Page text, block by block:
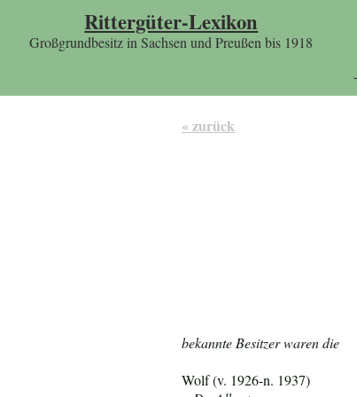
Rittergüter-Lexikon
Großgrundbesitz in Sachsen und Preußen bis 1918
« zurück
bekannte Besitzer waren die
Wolf (v. 1926-n. 1937)